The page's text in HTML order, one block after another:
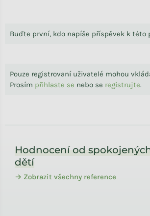
Buďte první, kdo napíše příspěvek k této
Pouze registrovaní uživatelé mohou
Prosím přihlaste se nebo se registrujte.
Hodnocení od
dětí
→ Zobrazit všechny reference